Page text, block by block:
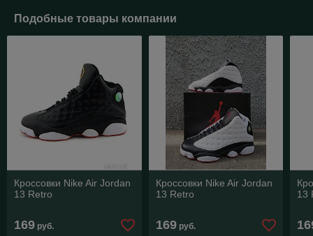
Подобные товары компании
Кроссовки Nike Air Jordan
13 Retro
169 руб.
Кроссовки Nike Air Jordan
13 Retro
169руб.
13